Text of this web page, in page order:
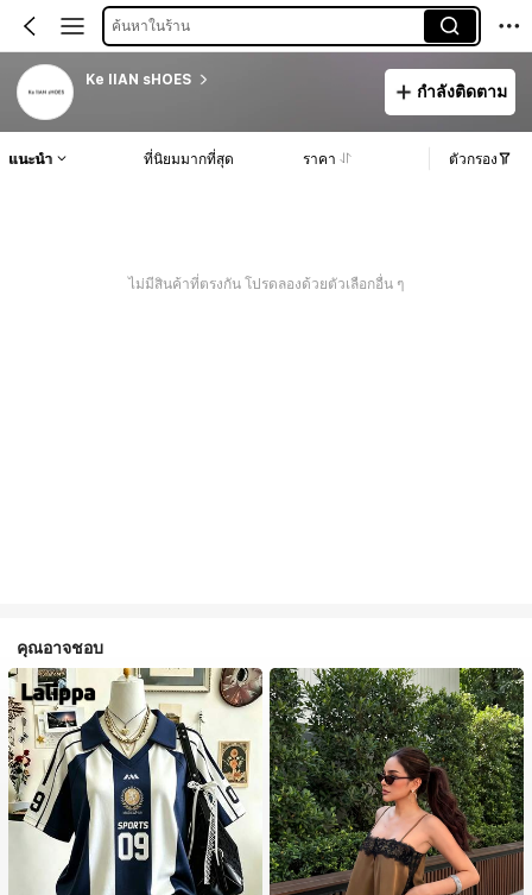
ค้นหาในร้าน
Ke lIAN sHOES
กำลังติดตาม
แนะนำ ที่นิยมมากที่สุด ราคา ตัวกรอง
ไม่มีสินค้าที่ตรงกัน โปรดลองด้วยตัวเลือกอื่น ๆ
คุณอาจชอบ